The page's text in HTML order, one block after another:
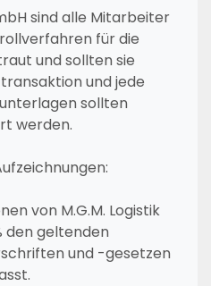
sind alle Mitarbeiter
für die
und sollten sie
und jede
sollten
werden.
von M.G.M. Logistik
den geltenden
und -gesetzen